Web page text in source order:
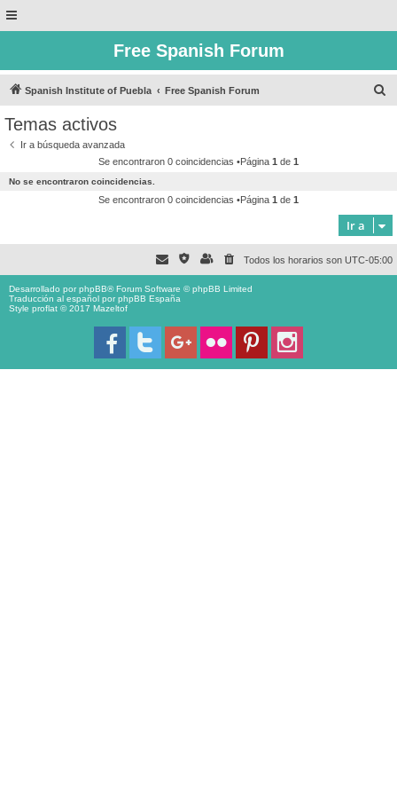
Free Spanish Forum
Spanish Institute of Puebla Free Spanish Forum
Temas activos
Ir a búsqueda avanzada
Se encontraron 0 coincidencias •Página 1 de 1
No se encontraron coincidencias.
Se encontraron 0 coincidencias •Página 1 de 1
Ir a
Todos los horarios son UTC-05:00
Desarrollado porphpBB® Forum Software © phpBB Limited
Traducción al español porphpBB España
Style proflat © 2017 Mazeltof